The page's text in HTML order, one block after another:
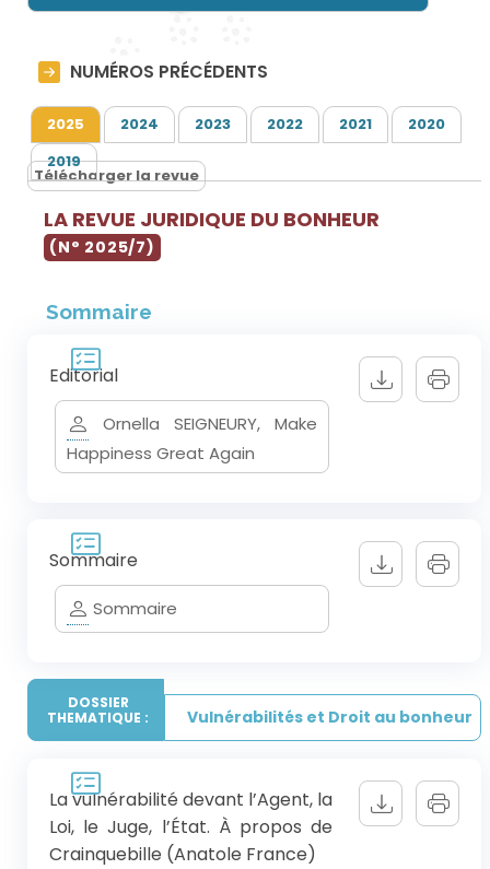
NUMÉROS PRÉCÉDENTS
2025 2024 2023 2022 2021
2020
2019
Télécharger la revue
LA REVUE JURIDIQUE DU BONHEUR
(N° 2025/7)
Sommaire
Editorial
Ornella SEIGNEURY, Make
Happiness Great Again
Sommaire
Sommaire
DOSSIER
THEMATIQUE :
Vulnérabilités et Droit au bonheur
La vulnérabilité devant l’Agent, la
Loi, le Juge, l’État. À propos de
Crainquebille (Anatole France)